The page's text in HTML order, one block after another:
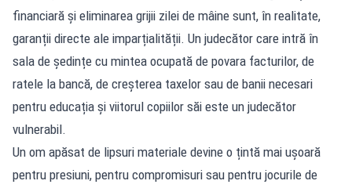
financiară și eliminarea grijii zilei de mâine sunt, în realitate,
garanții directe ale imparțialității. Un judecător care intră în
sala de ședințe cu mintea ocupată de povara facturilor, de
ratele la bancă, de creșterea taxelor sau de banii necesari
pentru educația și viitorul copiilor săi este un judecător
vulnerabil.
Un om apăsat de lipsuri materiale devine o țintă mai ușoară
pentru presiuni, pentru compromisuri sau pentru jocurile de